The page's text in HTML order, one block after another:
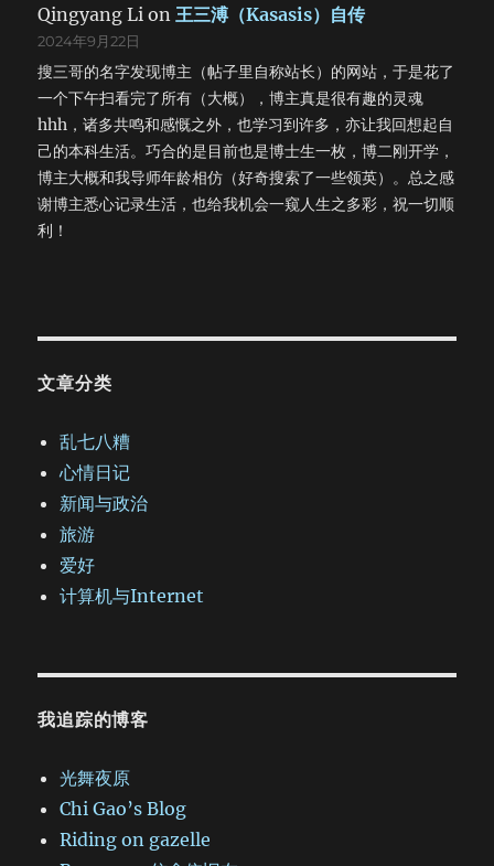
Qingyang Li on 王三溥（Kasasis）自传
2024年9月22日
搜三哥的名字发现博主（帖子里自称站长）的网站，于是花了
一个下午扫看完了所有（大概），博主真是很有趣的灵魂
hhh，诸多共鸣和感慨之外，也学习到许多，亦让我回想起自
己的本科生活。巧合的是目前也是博士生一枚，博二刚开学，
博主大概和我导师年龄相仿（好奇搜索了一些领英）。总之感
谢博主悉心记录生活，也给我机会一窥人生之多彩，祝一切顺
利！
文章分类
乱七八糟
心情日记
新闻与政治
旅游
爱好
计算机与Internet
我追踪的博客
光舞夜原
Chi Gao’s Blog
Riding on gazelle